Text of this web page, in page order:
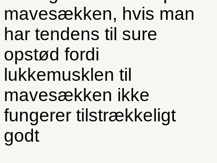
mavesækken, hvis man
har tendens til sure
opstød fordi
lukkemusklen til
mavesækken ikke
fungerer tilstrækkeligt
godt